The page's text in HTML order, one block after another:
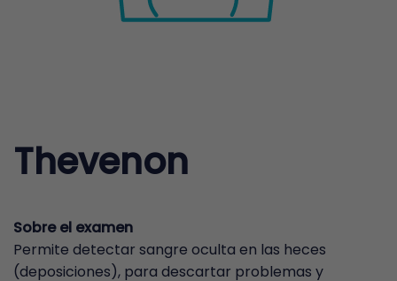
Thevenon
Sobre el examen
Permite detectar sangre oculta en las heces
(deposiciones), para descartar problemas y